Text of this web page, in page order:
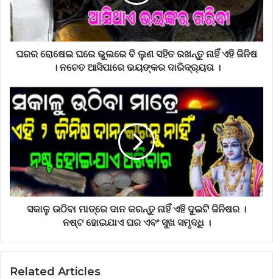
ଘରର ରୋଷେଇ ଘରେ ଭୁଲରେ ବି ଲୁଣ ସହିତ ରଖନ୍ତୁ ନାହିଁ ଏହି ଜିନିଷ
। ନଚେତ ଆସିପାରେ ଭୟଙ୍କର ଦାରିଦ୍ର୍ୟତା ।
ସକାଳୁ ଉଠିବା ମାତ୍ରେ ଦାନ କରନ୍ତୁ ନାହିଁ ଏହି ଦୁଇଟି ଜିନିଷର ।
ନଷ୍ଟ ହୋଇଯାଏ ଘର ଏବଂ ସୁଖ ସମୃଦ୍ଧି ।
Related Articles